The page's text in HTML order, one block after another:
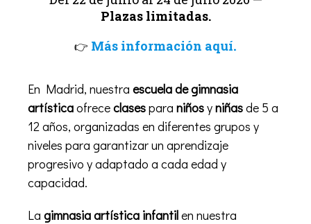
Plazas limitadas.
👉 Más información aquí.
En Madrid, nuestra escuela de gimnasia
artísticaofrececlasespara niñosyniñasde 5 a
12 años, organizadas en diferentes grupos y
niveles para garantizar un aprendizaje
progresivo y adaptado a cada edad y
capacidad.
La gimnasia artística infantilen nuestra